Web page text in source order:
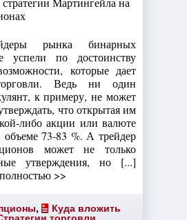
рынка бинарных
успели по достоинству
которые дает
Ведь ни один
к примеру, не может
что открытая им
либо акции или валюте
объеме 73-83 %. А трейдер
может не только
утверждения, но [...]
>>
,
Куда вложить